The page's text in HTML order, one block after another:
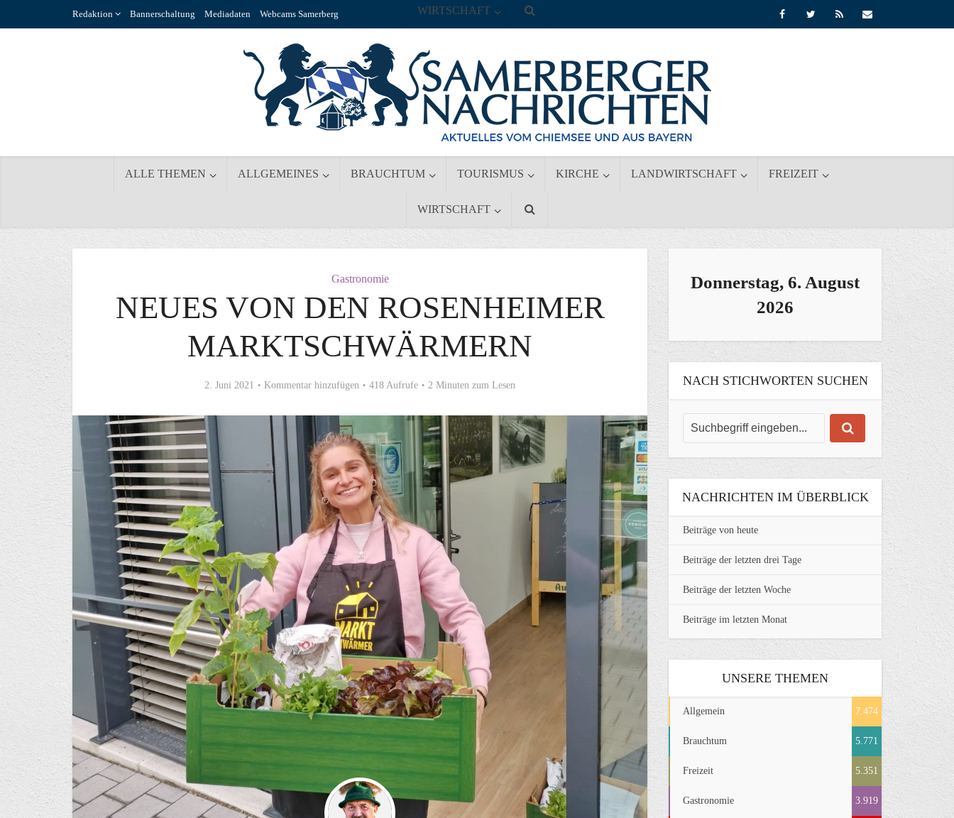
Redaktion Bannerschaltung Mediadaten Webcams Samerberg
ALLE THEMEN ALLGEMEINES BRAUCHTUM TOURISMUS KIRCHE LANDWIRTSCHAFT FREIZEIT
WIRTSCHAFT
WIRTSCHAFT
Gastronomie
NEUES VON DEN ROSENHEIMER
MARKTSCHWÄRMERN
2. Juni 2021 Kommentar hinzufügen 418 Aufrufe 2 Minuten zum Lesen
Donnerstag, 6. August
2026
NACH STICHWORTEN SUCHEN
NACHRICHTEN IM ÜBERBLICK
Beiträge von heute
Beiträge der letzten drei Tage
Beiträge der letzten Woche
Beiträge im letzten Monat
UNSERE THEMEN
Allgemein 7.474
Brauchtum 5.771
Freizeit 5.351
Gastronomie 3.919